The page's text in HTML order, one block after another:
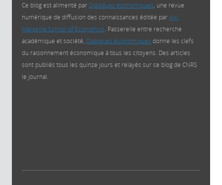
Ce blog est alimenté par Dialogues économiques , une revue
numérique de diffusion des connaissances éditée parAix-
Marseille School of Economics . Passerelle entre recherche
académique et société, Dialogues économiques donne les clefs
du raisonnement économique à tous les citoyens. Des articles
sont publiés tous les quinze jours et relayés sur ce blog de CNRS
le journal.